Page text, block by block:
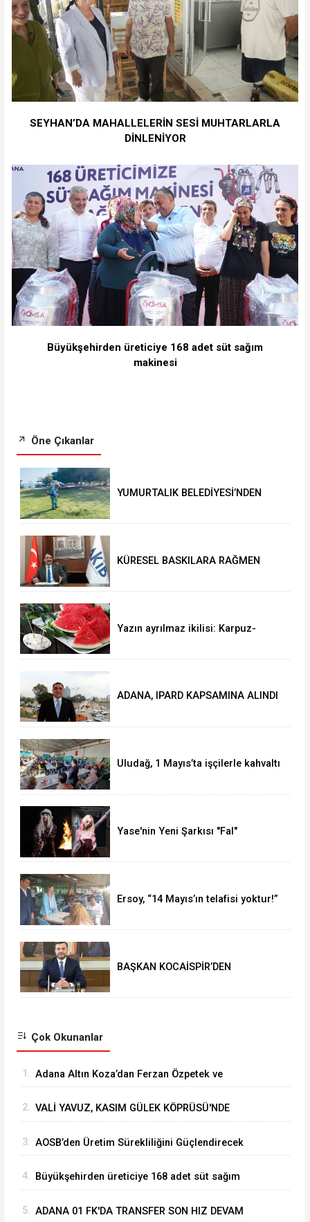
SEYHAN’DA MAHALLELERİN SESİ MUHTARLARLA
DİNLENİYOR
Büyükşehirden üreticiye 168 adet süt sağım
makinesi
Öne Çıkanlar
YUMURTALIK BELEDİYESİ’NDEN
KÜRESEL BASKILARA RAĞMEN
Yazın ayrılmaz ikilisi: Karpuz-
ADANA, IPARD KAPSAMINA ALINDI
Uludağ, 1 Mayıs’ta işçilerle kahvaltı
Yase'nin Yeni Şarkısı "Fal"
Ersoy, “14 Mayıs’ın telafisi yoktur!”
BAŞKAN KOCAİSPİR’DEN
Çok Okunanlar
1. Adana Altın Koza’dan Ferzan Özpetek ve
2. VALİ YAVUZ, KASIM GÜLEK KÖPRÜSÜ'NDE
3. ⁠AOSB’den Üretim Sürekliliğini Güçlendirecek
4. Büyükşehirden üreticiye 168 adet süt sağım
5. ADANA 01 FK'DA TRANSFER SON HIZ DEVAM